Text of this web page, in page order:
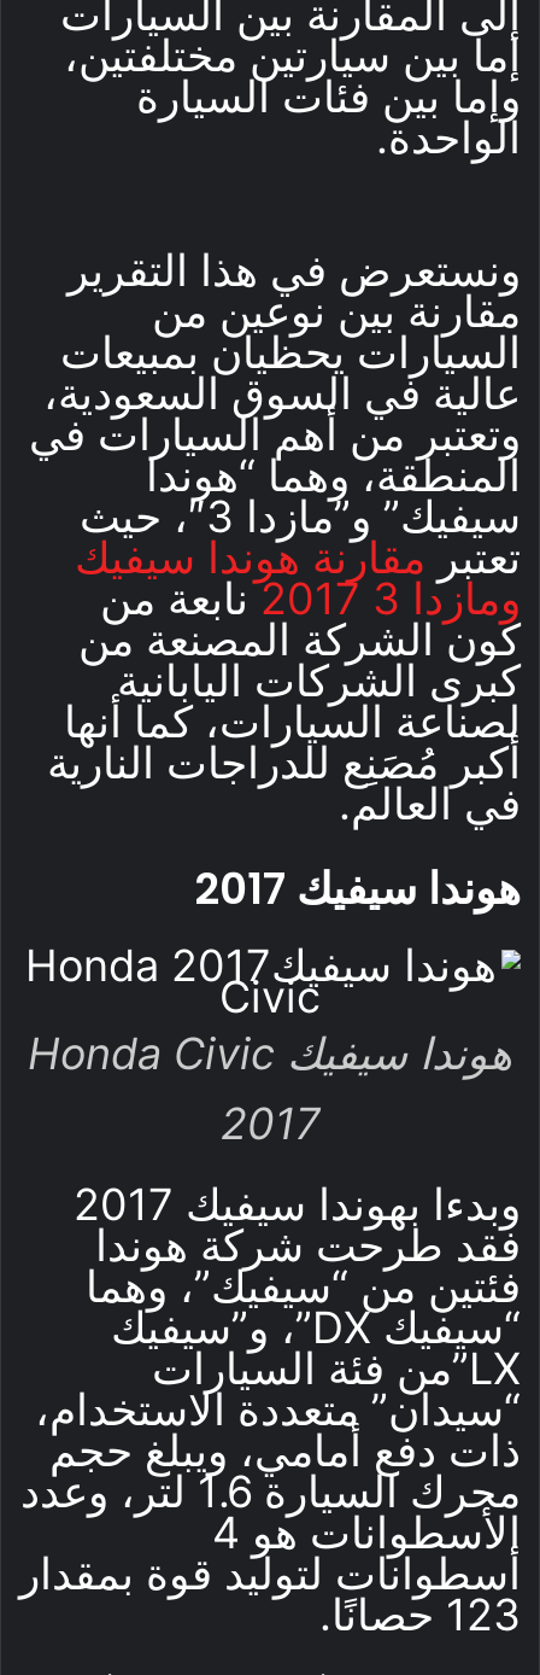
إلى المقارنة بين السيارات
إما بين سيارتين مختلفتين،
وإما بين فئات السيارة
الواحدة.
ونستعرض في هذا التقرير
مقارنة بين نوعين من
السيارات يحظيان بمبيعات
عالية في السوق السعودية،
وتعتبر من أهم السيارات في
المنطقة، وهما “هوندا
سيفيك” و”مازدا 3″، حيث
تعتبر مقارنة هوندا سيفيك
ومازدا 3 2017 نابعة من
كون الشركة المصنعة من
كبرى الشركات اليابانية
لصناعة السيارات، كما أنها
أكبر مُصَنِع للدراجات النارية
في العالم.
هوندا سيفيك 2017
هوندا سيفيك Honda Civic
2017
وبدءا بهوندا سيفيك 2017
فقد طرحت شركة هوندا
فئتين من “سيفيك”، وهما
“سيفيك DX”، و”سيفيك
LX”من فئة السيارات
“سيدان” متعددة الاستخدام،
ذات دفع أمامي، ويبلغ حجم
محرك السيارة 1.6 لتر، وعدد
الأسطوانات هو 4
أسطوانات لتوليد قوة بمقدار
123 حصانًا.